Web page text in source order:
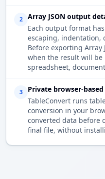
2
Array JSON output
Each output format
escaping, indentation,
Before exporting Array
when the result will be
spreadsheet,
3
Private browser-
TableConvert runs
conversion in your
converted data before
final file, without